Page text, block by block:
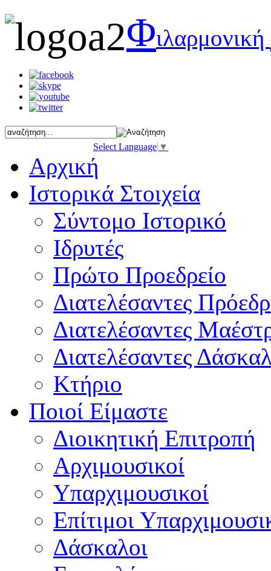
Φιλαρμονική
Select Language ▼
Αρχική
Ιστορικά Στοιχεία
Σύντομο Ιστορικό
Ιδρυτές
Πρώτο Προεδρείο
Διατελέσαντες
Διατελέσαντες
Διατελέσαντες
Κτήριο
Ποιοί Είμαστε
Διοικητική Επιτροπή
Aρχιμουσικοί
Υπαρχιμουσικοί
Επίτιμοι
Δάσκαλοι